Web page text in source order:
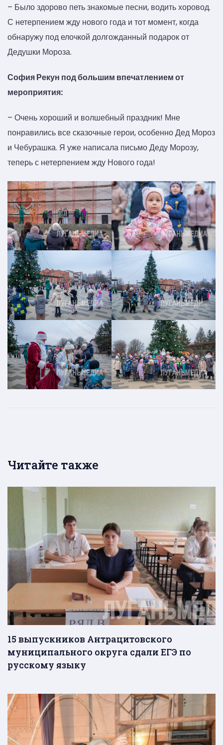
– Было здорово петь знакомые песни, водить хоровод.
С нетерпением жду нового года и тот момент, когда
обнаружу под елочкой долгожданный подарок от
Дедушки Мороза.
София Рекун под большим впечатлением от
мероприятия:
– Очень хороший и волшебный праздник! Мне
понравились все сказочные герои, особенно Дед Мороз
и Чебурашка. Я уже написала письмо Деду Морозу,
теперь с нетерпением жду Нового года!
Читайте также
15 выпускников Антрацитовского
муниципального округа сдали ЕГЭ по
русскому языку